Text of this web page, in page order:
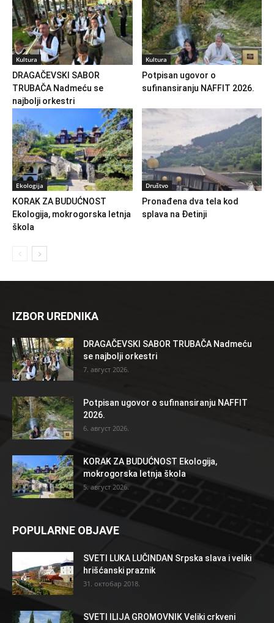
Kultura
DRAGAČEVSKI SABOR
TRUBAČA Nadmeću se
najbolji orkestri
Kultura
Potpisan ugovor o
sufinansiranju NAFFIT 2026.
Ekologija
KORAK ZA BUDUĆNOST
Ekologija, mokrogorska letnja
škola
Društvo
Pronađena dva tela kod
splava na Đetinji
IZBOR UREDNIKA
DRAGAČEVSKI SABOR TRUBAČA Nadmeću
se najbolji orkestri
7. август 2026.
Potpisan ugovor o sufinansiranju NAFFIT
2026.
6. август 2026.
KORAK ZA BUDUĆNOST Ekologija,
mokrogorska letnja škola
5. август 2026.
POPULARNE OBJAVE
SVETI LUKA LUČINDAN Srpska slava i veliki
hrišćanski praznik
31. октобар 2018.
SVETI ILIJA GROMOVNIK Veliki crkveni